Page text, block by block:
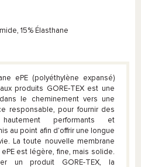
15% Élasthane
ePE (polyéthylène expansé)
produits GORE‑TEX est une
le cheminement vers une
responsable, pour fournir des
performants et
au point afin d’offrir une longue
La toute nouvelle membrane
ePE est légère, fine, mais solide.
un produit GORE-TEX, la